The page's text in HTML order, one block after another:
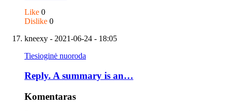
Like 0
Dislike 0
kneexy - 2021-06-24 - 18:05
Tiesioginė nuoroda
Reply. A summary is an…
Komentaras